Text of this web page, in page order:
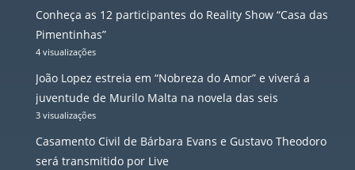
Conheça as 12 participantes do Reality Show “Casa das
Pimentinhas”
4 visualizações
João Lopez estreia em “Nobreza do Amor” e viverá a
juventude de Murilo Malta na novela das seis
3 visualizações
Casamento Civil de Bárbara Evans e Gustavo Theodoro
será transmitido por Live